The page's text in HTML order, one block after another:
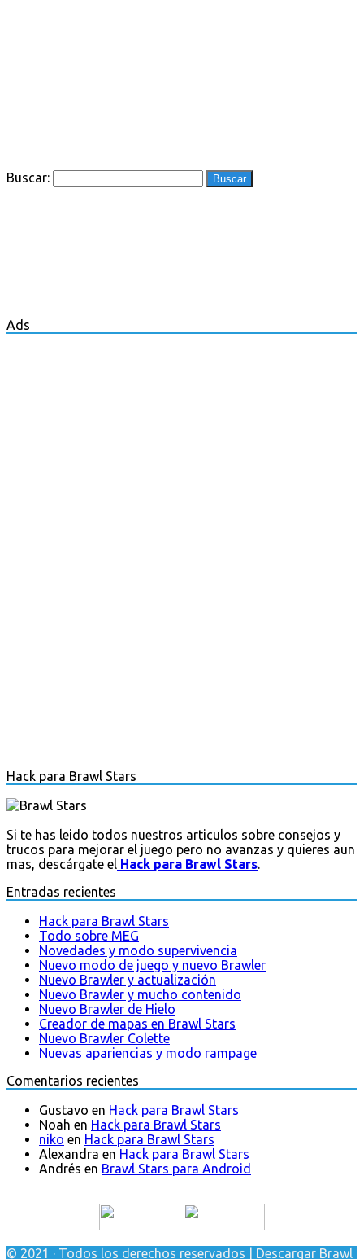
Buscar:
Ads
Hack para Brawl Stars
Si te has leido todos nuestros articulos sobre consejos y
trucos para mejorar el juego pero no avanzas y quieres aun
mas, descárgate el Hack para Brawl Stars.
Entradas recientes
Hack para Brawl Stars
Todo sobre MEG
Novedades y modo supervivencia
Nuevo modo de juego y nuevo Brawler
Nuevo Brawler y actualización
Nuevo Brawler y mucho contenido
Nuevo Brawler de Hielo
Creador de mapas en Brawl Stars
Nuevo Brawler Colette
Nuevas apariencias y modo rampage
Comentarios recientes
Gustavo en Hack para Brawl Stars
Noah en Hack para Brawl Stars
niko en Hack para Brawl Stars
Alexandra en Hack para Brawl Stars
Andrés en Brawl Stars para Android
© 2021 · Todos los derechos reservados | Descargar Brawl